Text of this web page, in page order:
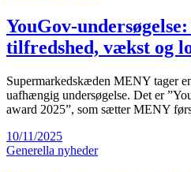
YouGov-
tilfredshed, vækst og
Supermarkedskæden MENY tager
uafhængig undersøgelse. Det er
award 2025”, som sætter MENY
10/11/2025
Generella nyheder